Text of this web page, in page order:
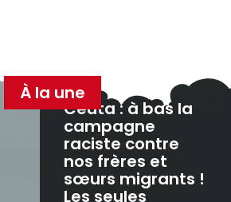
À la une
Ceuta : à bas la
campagne
raciste contre
nos frères et
sœurs migrants !
Les seules